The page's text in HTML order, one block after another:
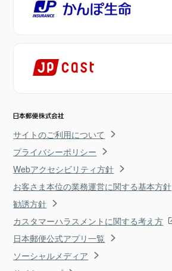
サイトのご利用について
プライバシーポリシー
Webアクセシビリティ方針
お客さま本位の業務運営に関する基本方針
勧誘方針
カスタマーハラスメントに関する考え方
日本郵便公式アプリ一覧
ソーシャルメディア